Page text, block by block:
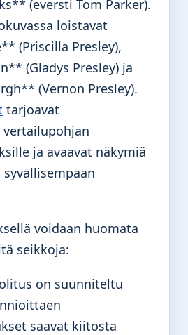
(eversti Tom Parker).
loistavat
(Priscilla Presley),
(Gladys Presley) ja
(Vernon Presley).
tarjoavat
ja avaavat näkymiä
voidaan huomata
seikkoja:
on suunniteltu
saavat kiitosta